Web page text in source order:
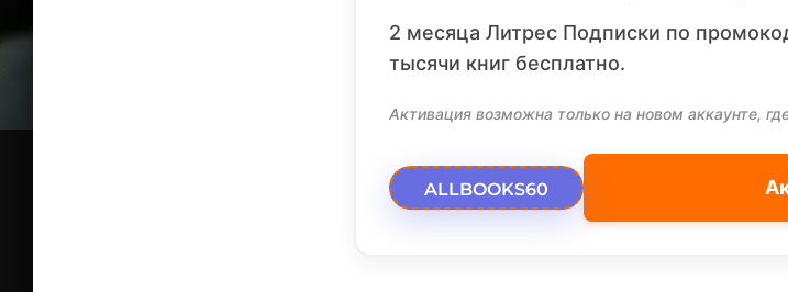
2 месяца Литрес Подписки по
тысячи книг бесплатно.
Активация возможна только на новом аккаунте,
ALLBOOKS60